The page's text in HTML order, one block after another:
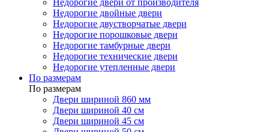
Недорогие двери от производителя
Недорогие двойные двери
Недорогие двустворчатые двери
Недорогие порошковые двери
Недорогие тамбурные двери
Недорогие технические двери
Недорогие утепленные двери
По размерам
По размерам
Двери шириной 860 мм
Двери шириной 40 см
Двери шириной 45 см